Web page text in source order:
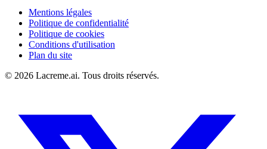
Mentions légales
Politique de confidentialité
Politique de cookies
Conditions d'utilisation
Plan du site
© 2026 Lacreme.ai. Tous droits réservés.